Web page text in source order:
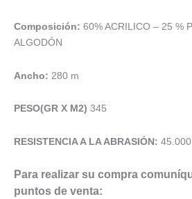
Composición: 60% ACRILICO – 25 %
ALGODÓN
Ancho: 280 m
PESO(GR X M2) 345
RESISTENCIA A LA ABRASIÓN: 45.000
Para realizar su compra
puntos de venta: